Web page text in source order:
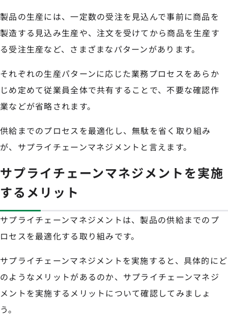
製品の生産には、一定数の受注を見込んで事前に商品を
製造する見込み生産や、注文を受けてから商品を生産す
る受注生産など、さまざまなパターンがあります。
それぞれの生産パターンに応じた業務プロセスをあらか
じめ定めて従業員全体で共有することで、不要な確認作
業などが省略されます。
供給までのプロセスを最適化し、無駄を省く取り組み
が、サプライチェーンマネジメントと言えます。
サプライチェーンマネジメントを実施
するメリット
サプライチェーンマネジメントは、製品の供給までのプ
ロセスを最適化する取り組みです。
サプライチェーンマネジメントを実施すると、具体的にど
のようなメリットがあるのか、サプライチェーンマネジ
メントを実施するメリットについて確認してみましょ
う。